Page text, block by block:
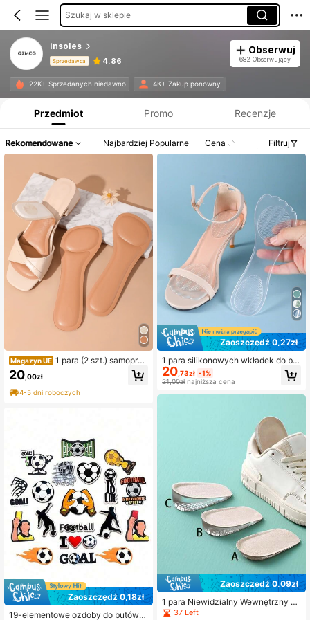
Szukaj w sklepie
insoles
Sprzedawca 4.86
Obserwuj
682 Obserwujący
22K+ Sprzedanych niedawno 4K+ Zakup ponowny
Przedmiot Promo Recenzje
Rekomendowane Najbardziej Popularne Cena Filtruj
Magazyn UE 1 para (2 szt.) samoprzy
lepnych, oddychających, antypośli
zgowych podkładek na wysokie ob
casy dla kobiet, sandały z miękką p
odeszwą, obcasy dla kobiet
20 ,00zł
4-5 dni roboczych
Zaoszczędź 0,18zł
19-elementowe ozdoby do butów z
Zaoszczędź 0,27zł
1 para silikonowych wkładek do but
ów na wysokim obcasie dla kobiet,
zapewniają amortyzację stóp i zap
20 ,73zł -1%
21,00złnajniższa cena
Zaoszczędź 0,09zł
1 para Niewidzialny Wewnętrzny U
niesiony , Silikon Uniesiony , Samo
37 Left